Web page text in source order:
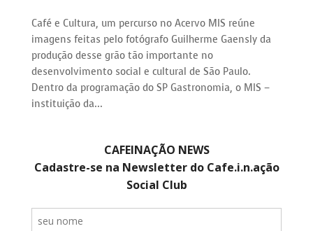
Café e Cultura, um percurso no Acervo MIS reúne
imagens feitas pelo fotógrafo Guilherme Gaensly da
produção desse grão tão importante no
desenvolvimento social e cultural de São Paulo.
Dentro da programação do SP Gastronomia, o MIS –
instituição da...